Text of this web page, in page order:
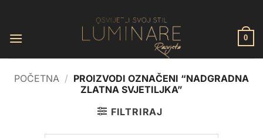
content
0
POČETNA / PROIZVODI OZNAČENI “NADGRADNA
ZLATNA SVJETILJKA”
FILTRIRAJ